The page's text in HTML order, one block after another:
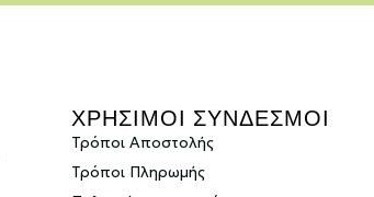
ΧΡΗΣΙΜΟΙ ΣΥΝΔΕΣΜΟΙ
Τρόποι Αποστολής
Τρόποι Πληρωμής